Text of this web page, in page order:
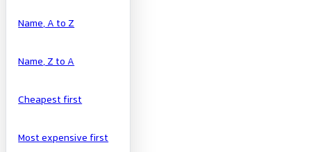
Name, A to Z
Name, Z to A
Cheapest first
Most expensive first